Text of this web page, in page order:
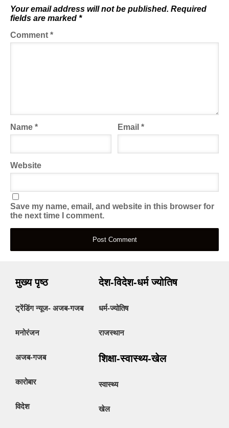
Your email address will not be published. Required
fields are marked *
Comment *
Name * Email*
Website
Save my name, email, and website in this browser for
the next time I comment.
मुख्य पृष्ठ
ट्रेंडिंग न्यूज- अजब-गजब
मनोरंजन
अजब-गजब
कारोबार
विदेश
देश-विदेश-धर्म ज्योतिष
धर्म-ज्योतिष
राजस्थान
शिक्षा-स्वास्थ्य-खेल
स्वास्थ्य
खेल